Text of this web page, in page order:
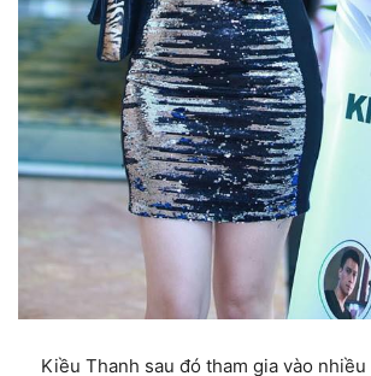
Kiều Thanh sau đó tham gia vào